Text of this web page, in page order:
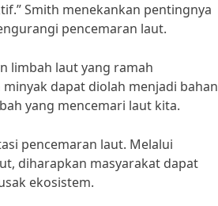
Smith menekankan pentingnya
pencemaran laut.
limbah laut yang ramah
dapat diolah menjadi bahan
yang mencemari laut kita.
pencemaran laut. Melalui
diharapkan masyarakat dapat
ekosistem.